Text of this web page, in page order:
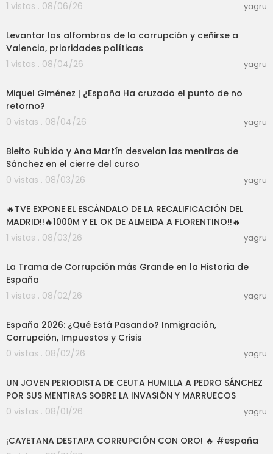
1 vistas . 08/06/26
yagru
Levantar las alfombras de la corrupción y ceñirse a
Valencia, prioridades políticas
1 vistas . 08/04/26
yagru
Miquel Giménez | ¿España Ha cruzado el punto de no
retorno?
0 vistas . 08/04/26
yagru
Bieito Rubido y Ana Martín desvelan las mentiras de
Sánchez en el cierre del curso
0 vistas . 08/03/26
yagru
🔥TVE EXPONE EL ESCÁNDALO DE LA RECALIFICACIÓN DEL
MADRID!!🔥1000M Y EL OK DE ALMEIDA A FLORENTINO!!🔥
1 vistas . 08/03/26
yagru
La Trama de Corrupción más Grande en la Historia de
España
1 vistas . 08/02/26
yagru
España 2026: ¿Qué Está Pasando? Inmigración,
Corrupción, Impuestos y Crisis
0 vistas . 08/02/26
yagru
UN JOVEN PERIODISTA DE CEUTA HUMILLA A PEDRO SÁNCHEZ
POR SUS MENTIRAS SOBRE LA INVASIÓN Y MARRUECOS
0 vistas . 08/01/26
yagru
¡CAYETANA DESTAPA CORRUPCIÓN CON ORO! 🔥 #españa